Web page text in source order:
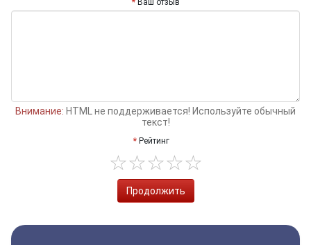
Ваш отзыв
Внимание: HTML не поддерживается! Используйте обычный
текст!
Рейтинг
Продолжить